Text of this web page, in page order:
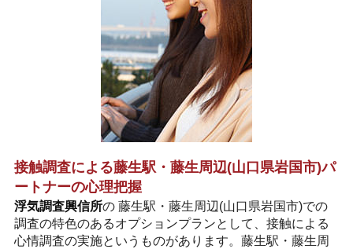
接触調査による藤生駅・藤生周辺(山口県岩国市)パ
ートナーの心理把握
浮気調査興信所の 藤生駅・藤生周辺(山口県岩国市)での
調査の特色のあるオプションプランとして、接触による
心情調査の実施というものがあります。藤生駅・藤生周